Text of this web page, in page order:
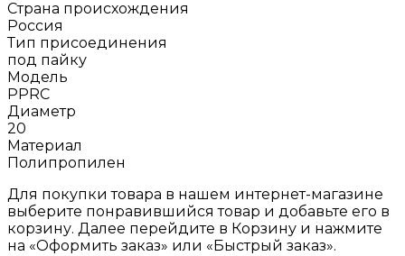
Страна происхождения
Россия
Тип присоединения
под пайку
Модель
РРRC
Диаметр
20
Материал
Полипропилен
Для покупки товара в нашем интернет-магазине
выберите понравившийся товар и добавьте его в
корзину. Далее перейдите в Корзину и нажмите
на «Оформить заказ» или «Быстрый заказ».